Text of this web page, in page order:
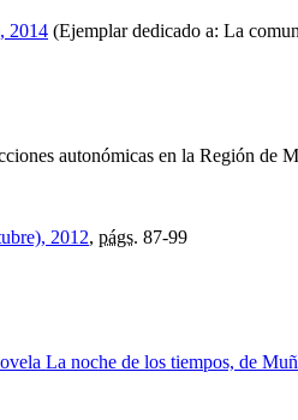
2014 (Ejemplar dedicado a: La
autonómicas en la Región de
2012, págs. 87-99
La noche de los tiempos, de